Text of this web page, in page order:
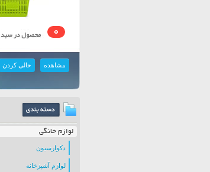
0
مشاهده خالی کردن
لوازم خانگی
دکوارسیون
لوازم آشپزخانه